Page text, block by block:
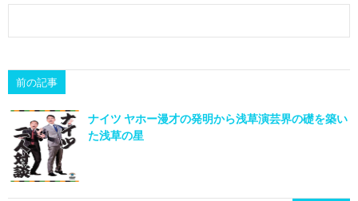
前の記事
ナイツ ヤホー漫才の発明から浅草演芸界の礎を築い
た浅草の星